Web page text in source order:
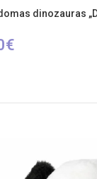
dinozauras
€